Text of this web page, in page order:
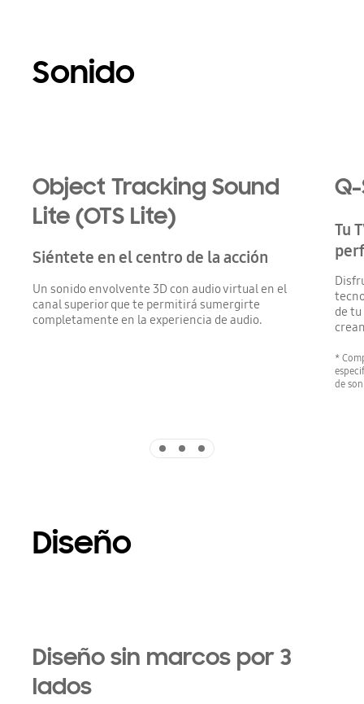
Sonido
Object Tracking Sound
Lite (OTS Lite)
Siéntete en el centro de la acción
Un sonido envolvente 3D con audio virtual en el
canal superior que te permitirá sumergirte
completamente en la experiencia de audio.
Tu
de
*
de
Diseño
Diseño sin marcos por 3
lados